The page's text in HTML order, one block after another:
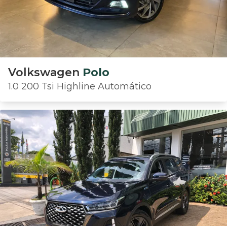
Volkswagen Polo
1.0 200 Tsi Highline Automático